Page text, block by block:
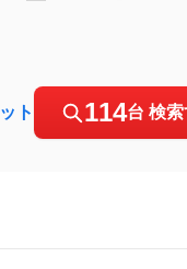
ト 114台 検索